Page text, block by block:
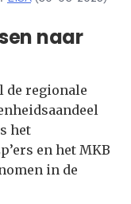
naar
de regionale
het
en het MKB
in de